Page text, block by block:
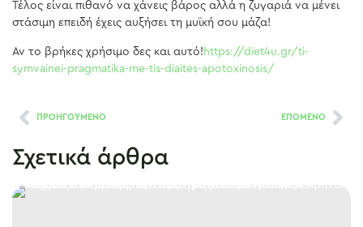
Τέλος είναι πιθανό να χάνεις βάρος αλλά η ζυγαριά να μένει
στάσιμη επειδή έχεις αυξήσει τη μυϊκή σου μάζα!
Αν το βρήκες χρήσιμο δες και αυτό! https://diet4u.gr/ti-
symvainei-pragmatika-me-tis-diaites-apotoxinosis/
ΠΡΟΗΓΟΥΜΕΝΟ ΕΠΟΜΕΝΟ
Σχετικά άρθρα